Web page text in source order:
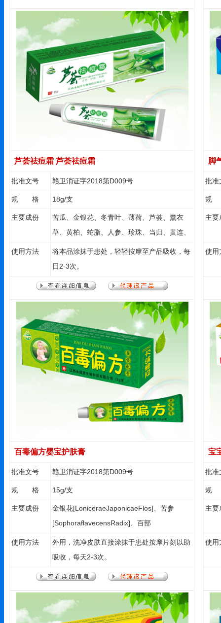
芦荟祛痘霜 芦荟祛痘霜
批准文号 赣卫消证字2018第D009号
规 格 18g/支
主要成份
苦瓜、金银花、冬青叶、薄荷、芦荟、薰衣
草、黄柏、蛇脂、人参、珍珠、当归、黄连、
蜂王浆、二氧化钛保湿收敛剂等萃取的上等中
草药之精华提取液，具有疏通毛囊、清除痤
使用方法
将本品涂抹于患处，轻轻按摩至产品吸收，每
日2-3次。
脚
批准
规
主要
使用
百毒偏方婴宝护肤膏
批准文号 赣卫消证字2018第D009号
规 格 15g/支
主要成份
金银花[LoniceraeJaponicaeFlos]、苦参
[SophoraflavecensRadix]、百部
[StemonaeRadix]、薄荷
[MenthaeHaplocalycisHerba]3％、艾叶
[Calamina]、芦荟[Aloeflower]、茶树精油
[TeaTreeoil]等天然植物精华。
使用方法
外用，洗净皮肤直接涂抹于患处按摩片刻以助
吸收，每天2-3次。
宝
批准
规
主要
使用